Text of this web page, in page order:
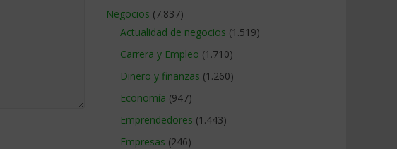
Negocios (7.837)
Actualidad de negocios (1.519)
Carrera y Empleo (1.710)
Dinero y finanzas (1.260)
Economía (947)
Emprendedores (1.443)
Empresas (246)